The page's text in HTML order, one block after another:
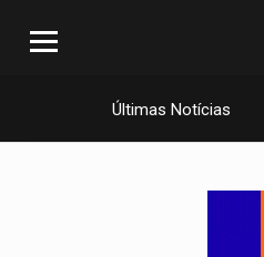
Últimas Notícias